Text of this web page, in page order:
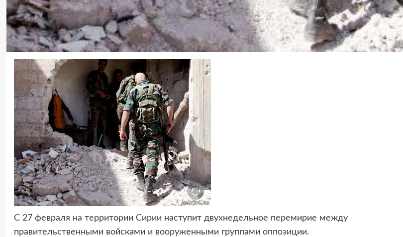
С 27 февраля на территории Сирии наступит двухнедельное перемирие между
правительственными войсками и вооруженными группами оппозиции.